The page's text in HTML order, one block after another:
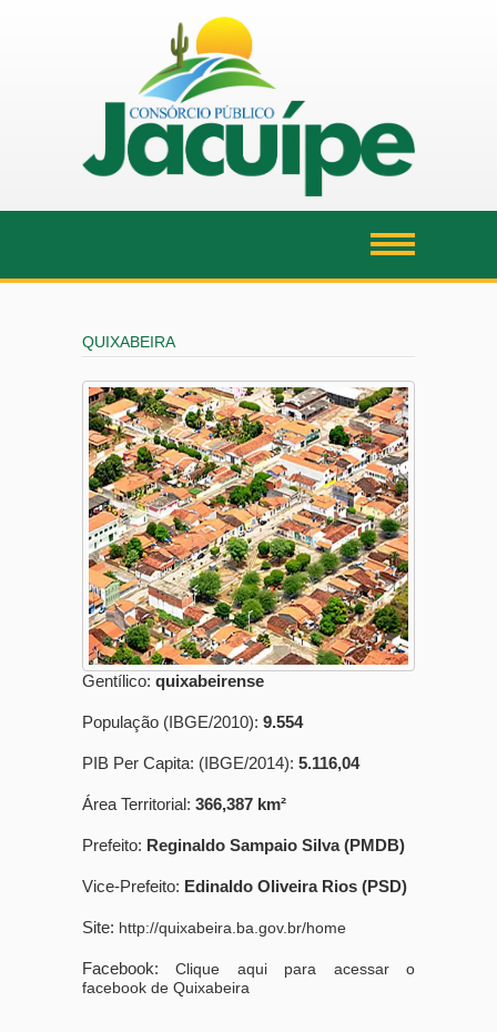
QUIXABEIRA
Gentílico: quixabeirense
População (IBGE/2010): 9.554
PIB Per Capita: (IBGE/2014): 5.116,04
Área Territorial: 366,387 km²
Prefeito: Reginaldo Sampaio Silva (PMDB)
Vice-Prefeito: Edinaldo Oliveira Rios (PSD)
Site: http://quixabeira.ba.gov.br/home
Facebook:Clique aqui para acessar o
facebook de Quixabeira